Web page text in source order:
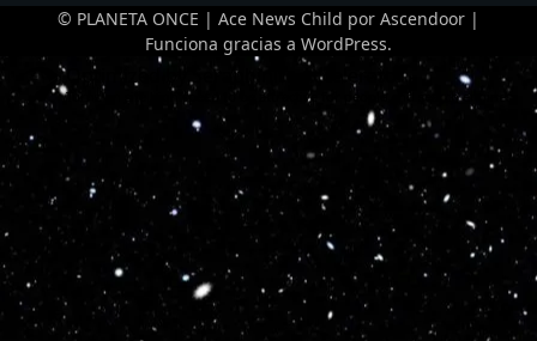
© PLANETA ONCE | Ace News Child por Ascendoor |
Funciona gracias a WordPress.
Optimized by Seraphinite Accelerator
Turns on site high speed to be attractive for people and search engines.